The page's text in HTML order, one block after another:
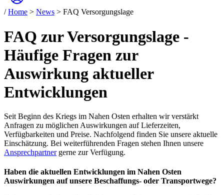
/Home > News > FAQ Versorgungslage
FAQ zur Versorgungslage -
Häufige Fragen zur
Auswirkung aktueller
Entwicklungen
Seit Beginn des Kriegs im Nahen Osten erhalten wir verstärkt
Anfragen zu möglichen Auswirkungen auf Lieferzeiten,
Verfügbarkeiten und Preise. Nachfolgend finden Sie unsere aktuelle
Einschätzung. Bei weiterführenden Fragen stehen Ihnen unsere
Ansprechpartnergerne zur Verfügung.
Haben die aktuellen Entwicklungen im Nahen Osten
Auswirkungen auf unsere Beschaffungs- oder Transportwege?